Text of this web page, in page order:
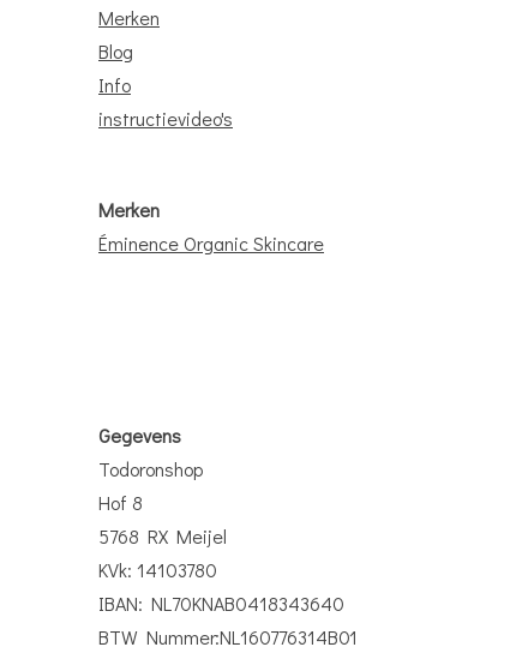
Merken
Blog
Info
instructievideo's
Merken
Éminence Organic Skincare
Gegevens
Todoronshop
Hof 8
5768 RX Meijel
KVk: 14103780
IBAN: NL70KNAB0418343640
BTW Nummer:NL160776314B01